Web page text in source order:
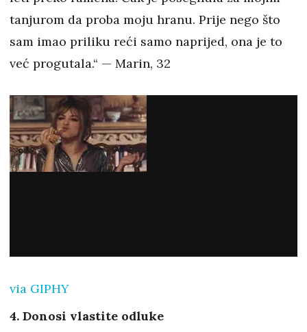
tanjurom da proba moju hranu. Prije nego što
sam imao priliku reći samo naprijed, ona je to
već progutala.“ — Marin, 32
via GIPHY
4. Donosi vlastite odluke